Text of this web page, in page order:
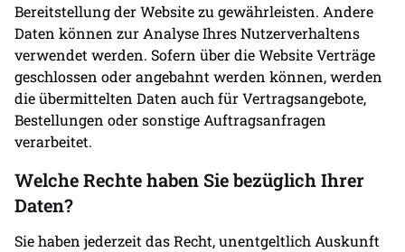
Bereitstellung der Website zu gewährleisten. Andere
Daten können zur Analyse Ihres Nutzerverhaltens
verwendet werden. Sofern über die Website Verträge
geschlossen oder angebahnt werden können, werden
die übermittelten Daten auch für Vertragsangebote,
Bestellungen oder sonstige Auftragsanfragen
verarbeitet.
Welche Rechte haben Sie bezüglich Ihrer
Daten?
Sie haben jederzeit das Recht, unentgeltlich Auskunft